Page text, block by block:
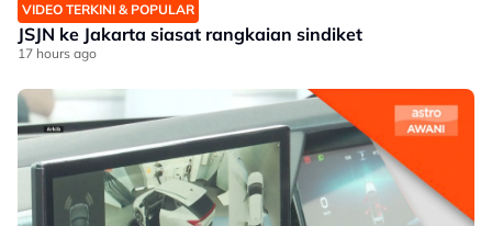
VIDEO TERKINI & POPULAR
JSJN ke Jakarta siasat rangkaian sindiket
17 hours ago